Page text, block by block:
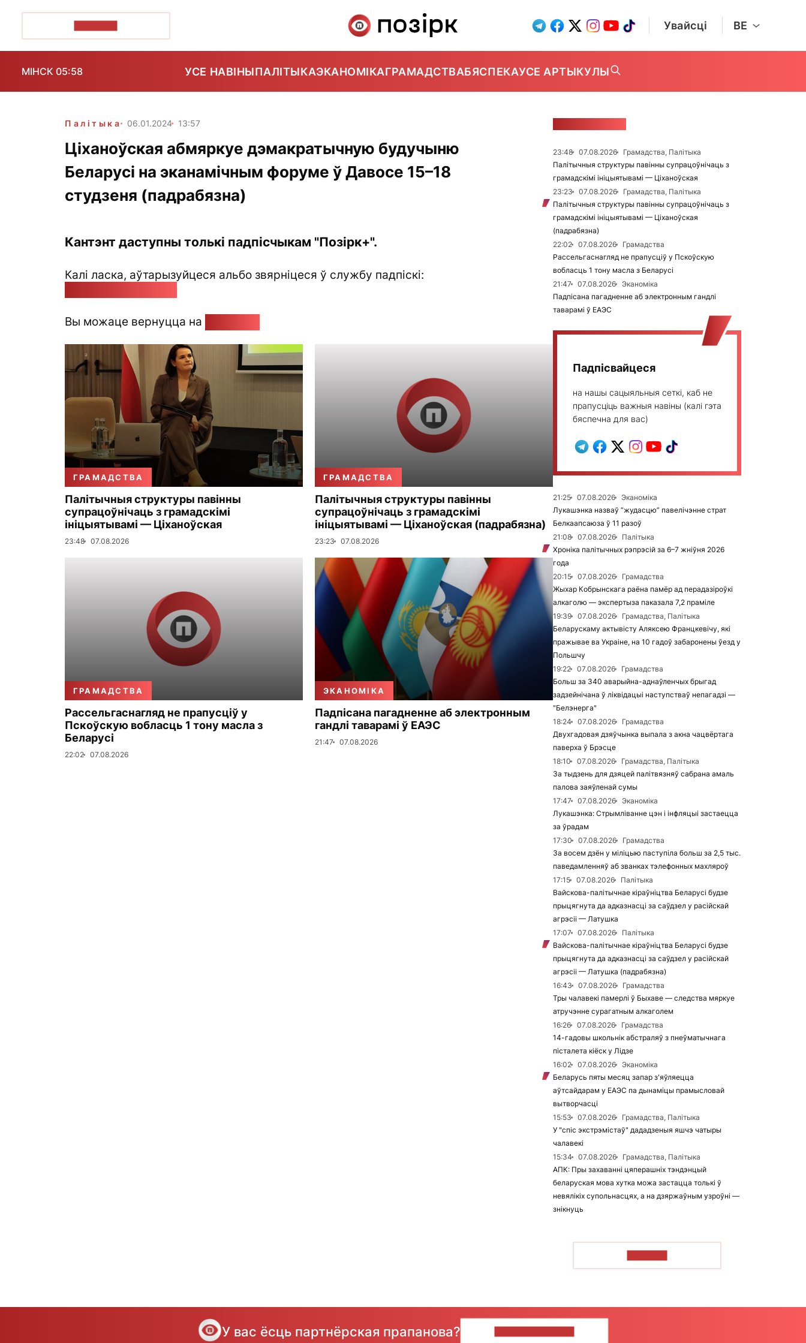
Увайсці BE
МІНСК 05:58 УСЕ НАВІНЫПАЛІТЫКАЭКАНОМІКАГРАМАДСТВАБЯСПЕКАУСЕ АРТЫКУЛЫ
Палітыка 06.01.2024 13:57
Ціханоўская абмяркуе дэмакратычную будучыню
Беларусі на эканамічным форуме ў Давосе 15–18
студзеня (падрабязна)
Кантэнт даступны толькі падпісчыкам "Позірк+".
Калі ласка, аўтарызуйцеся альбо звярніцеся ў службу падпіскі:
Вы можаце вернуцца на
ГРАМАДСТВА
Палітычныя структуры павінны
супрацоўнічаць з грамадскімі
ініцыятывамі — Ціханоўская
23:48 07.08.2026
ГРАМАДСТВА
Палітычныя структуры павінны
супрацоўнічаць з грамадскімі
ініцыятывамі — Ціханоўская (падрабязна)
23:23 07.08.2026
ГРАМАДСТВА
Рассельгаснагляд не прапусціў у
Пскоўскую вобласць 1 тону масла з
Беларусі
22:02 07.08.2026
ЭКАНОМІКА
Падпісана пагадненне аб электронным
гандлі таварамі ў ЕАЭС
21:47 07.08.2026
23:48 07.08.2026
Грамадства, Палітыка
Палітычныя структуры павінны супрацоўнічаць з
грамадскімі ініцыятывамі — Ціханоўская
23:23
07.08.2026
Грамадства, Палітыка
Палітычныя структуры павінны супрацоўнічаць з
грамадскімі ініцыятывамі — Ціханоўская
(падрабязна)
22:02
07.08.2026
Грамадства
Рассельгаснагляд не прапусціў у Пскоўскую
вобласць 1 тону масла з Беларусі
21:47
07.08.2026
Эканоміка
Падпісана пагадненне аб электронным гандлі
таварамі ў ЕАЭС
Падпісвайцеся
на нашы сацыяльныя сеткі, каб не
прапусціць важныя навіны (калі гэта
бяспечна для вас)
21:25 07.08.2026
Эканоміка
Лукашэнка назваў “жудасцю” павелічэнне страт
Белкаапсаюза ў 11 разоў
21:08
07.08.2026
Палітыка
Хроніка палітычных рэпрэсій за 6–7 жніўня 2026
года
20:15
07.08.2026
Грамадства
Жыхар Кобрынскага раёна памёр ад перадазіроўкі
алкаголю — экспертыза паказала 7,2 праміле
19:39
07.08.2026
Грамадства, Палітыка
Беларускаму актывісту Аляксею Францкевічу, які
пражывае ва Украіне, на 10 гадоў забаронены ўезд у
Польшчу
19:22
07.08.2026
Грамадства
Больш за 340 аварыйна-аднаўленчых брыгад
задзейнічана ў ліквідацыі наступстваў непагадзі —
"Белэнерга"
18:24
07.08.2026
Грамадства
Двухгадовая дзяўчынка выпала з акна чацвёртага
паверха ў Брэсце
18:10
07.08.2026
Грамадства, Палітыка
За тыдзень для дзяцей палітвязняў сабрана амаль
палова заяўленай сумы
17:47
07.08.2026
Эканоміка
Лукашэнка: Стрымліванне цэн і інфляцыі застаецца
за ўрадам
17:30
07.08.2026
Грамадства
За восем дзён у міліцыю паступіла больш за 2,5 тыс.
паведамленняў аб званках тэлефонных махляроў
17:15
07.08.2026
Палітыка
Вайскова-палітычнае кіраўніцтва Беларусі будзе
прыцягнута да адказнасці за саўдзел у расійскай
агрэсіі — Латушка
17:07
07.08.2026
Палітыка
Вайскова-палітычнае кіраўніцтва Беларусі будзе
прыцягнута да адказнасці за саўдзел у расійскай
агрэсіі — Латушка (падрабязна)
16:43
07.08.2026
Грамадства
Тры чалавекі памерлі ў Быхаве — следства мяркуе
атручэнне сурагатным алкаголем
16:26
07.08.2026
Грамадства
14-гадовы школьнік абстраляў з пнеўматычнага
пісталета кіёск у Лідзе
16:02
07.08.2026
Эканоміка
Беларусь пяты месяц запар з'яўляецца
аўтсайдарам у ЕАЭС па дынаміцы прамысловай
вытворчасці
15:53
07.08.2026
Грамадства, Палітыка
У "спіс экстрэмістаў" дададзеныя яшчэ чатыры
чалавекі
15:34
07.08.2026
Грамадства, Палітыка
АПК: Пры захаванні цяперашніх тэндэнцый
беларуская мова хутка можа застацца толькі ў
невялікіх супольнасцях, а на дзяржаўным узроўні —
знікнуць
У вас ёсць партнёрская прапанова?